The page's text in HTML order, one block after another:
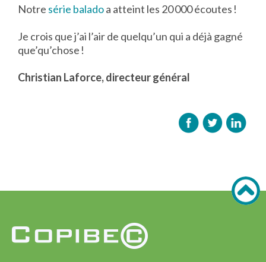
Notre série baladoa atteint les 20 000 écoutes !
Je crois que j’ai l’air de quelqu’un qui a déjà gagné
que’qu’chose !
Christian Laforce, directeur général